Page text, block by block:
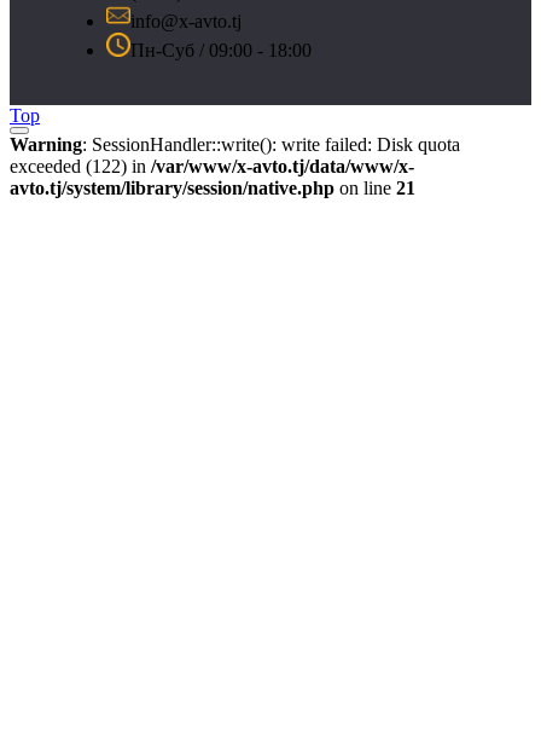
info@x-avto.tj
Пн-Суб / 09:00 - 18:00
Top
Warning: SessionHandler::write(): write failed: Disk quota
exceeded (122) in /var/www/x-avto.tj/data/www/x-
avto.tj/system/library/session/native.php on line 21